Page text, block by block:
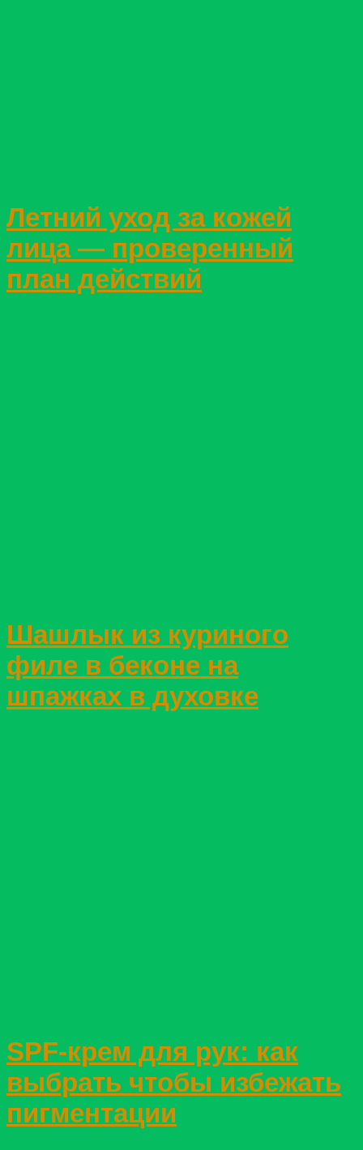
Летний уход за кожей
лица — проверенный
план действий
Шашлык из куриного
филе в беконе на
шпажках в духовке
SPF-крем для рук: как
выбрать чтобы избежать
пигментации